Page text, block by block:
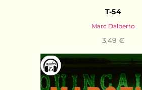
T-54
Marc Dalberto
3,49 €